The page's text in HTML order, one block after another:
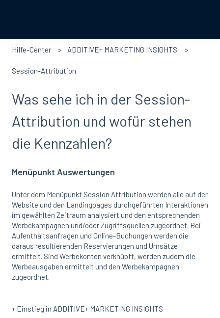
Hilfe-Center ADDITIVE+ MARKETING INSIGHTS
Session-Attribution
Was sehe ich in der Session-
Attribution und wofür stehen
die Kennzahlen?
Menüpunkt Auswertungen
Unter dem Menüpunkt Session Attribution werden alle auf der
Website und den Landingpages durchgeführten Interaktionen
im gewählten Zeitraum analysiert und den entsprechenden
Werbekampagnen und/oder Zugriffsquellen zugeordnet. Bei
Aufenthaltsanfragen und Online-Buchungen werden die
daraus resultierenden Reservierungen und Umsätze
ermittelt. Sind Werbekonten verknüpft, werden zudem die
Werbeausgaben ermittelt und den Werbekampagnen
zugeordnet.
+ Einstieg in ADDITIVE+ MARKETING INSIGHTS